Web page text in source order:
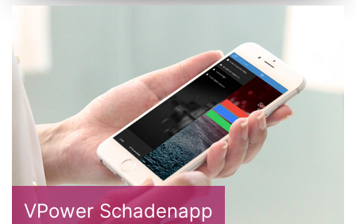
VPower Schadenapp